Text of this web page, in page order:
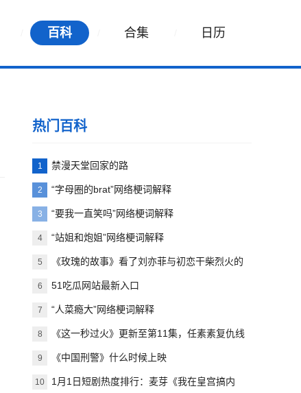
百科 合集 日历
热门百科
1 禁漫天堂回家的路
2 “字母圈的brat”网络梗词解释
3 “要我一直笑吗”网络梗词解释
4 “站姐和炮姐”网络梗词解释
5 《玫瑰的故事》看了刘亦菲与初恋干柴烈火的
一幕
6 51吃瓜网站最新入口
7 “人菜瘾大”网络梗词解释
8 《这一秒过火》更新至第11集，任素素复仇线
再起波澜
9 《中国刑警》什么时候上映
10 1月1日短剧热度排行：麦芽《我在皇宫搞内